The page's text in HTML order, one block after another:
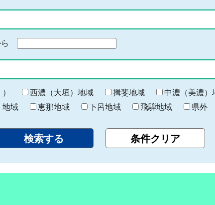
終
わ
り
西濃（大垣）地域 揖斐地域 中濃（美濃）
地域 恵那地域 下呂地域 飛騨地域 県外